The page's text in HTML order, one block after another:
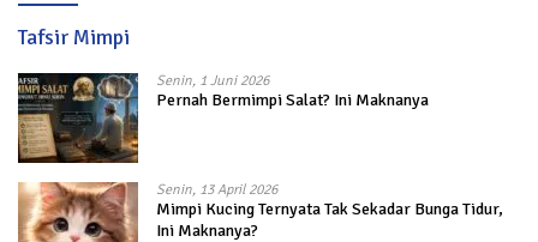
Tafsir Mimpi
Senin, 1 Juni 2026
Pernah Bermimpi Salat? Ini Maknanya
Senin, 13 April 2026
Mimpi Kucing Ternyata Tak Sekadar Bunga Tidur,
Ini Maknanya?